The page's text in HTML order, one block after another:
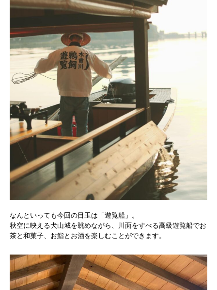
なんといっても今回の目玉は「遊覧船」。
秋空に映える犬山城を眺めながら、川面をすべる高級遊覧船でお
茶と和菓子、お鮨とお酒を楽しむことができます。